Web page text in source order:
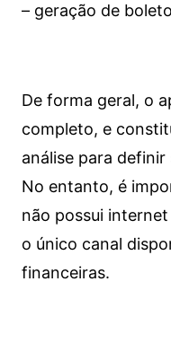
– geração de
De forma geral, o
completo, e
análise para
No entanto, é
não possui
o único canal
financeiras.